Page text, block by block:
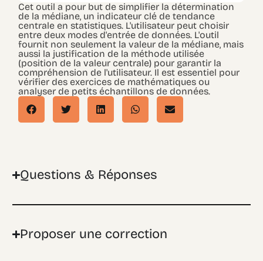
Cet outil a pour but de simplifier la détermination
de la médiane, un indicateur clé de tendance
centrale en statistiques. L'utilisateur peut choisir
entre deux modes d'entrée de données. L'outil
fournit non seulement la valeur de la médiane, mais
aussi la justification de la méthode utilisée
(position de la valeur centrale) pour garantir la
compréhension de l'utilisateur. Il est essentiel pour
vérifier des exercices de mathématiques ou
analyser de petits échantillons de données.
Questions & Réponses
Proposer une correction